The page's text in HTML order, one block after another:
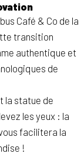
Café & Co de la
transition
authentique et
de
la statue de
les yeux : la
facilitera la
!